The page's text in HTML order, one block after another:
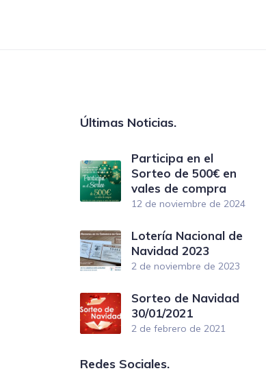
Últimas Noticias.
Participa en el
Sorteo de 500€ en
vales de compra
12 de noviembre de 2024
Lotería Nacional de
Navidad 2023
2 de noviembre de 2023
Sorteo de Navidad
30/01/2021
2 de febrero de 2021
Redes Sociales.